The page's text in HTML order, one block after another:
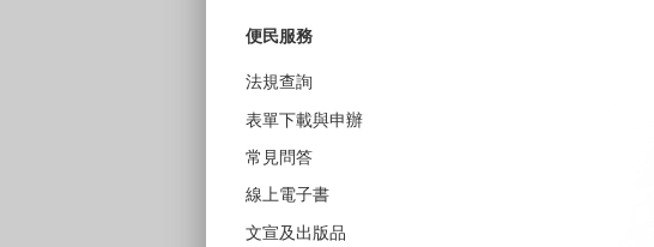
便民服務
法規查詢
表單下載與申辦
常見問答
線上電子書
文宣及出版品